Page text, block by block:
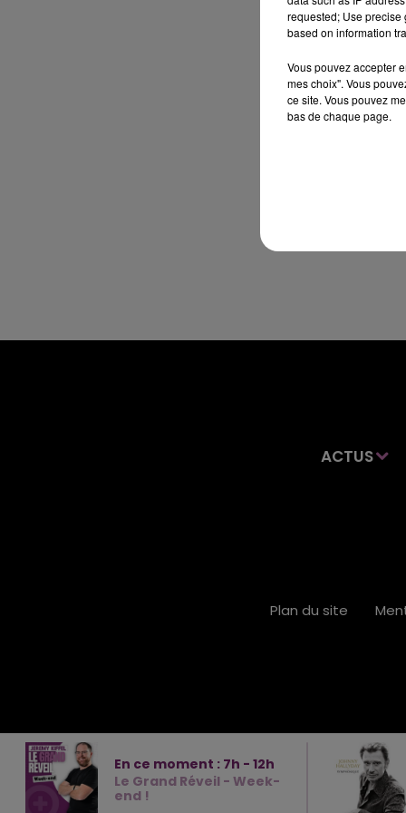
ACTUS
En ce moment : 7h - 12h
Le Grand Réveil - Week-
end !
Plan du site
requested; Use precise
based on information
Vous pouvez accepter
mes choix". Vous
ce site. Vous pouvez
bas de chaque page.